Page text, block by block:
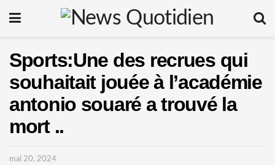
Sports:Une des recrues qui
souhaitait jouée à l’académie
antonio souaré a trouvé la
mort ..
mai 20, 2024